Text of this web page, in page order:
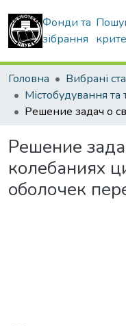
Фонди та
зібрання
Головна
Решение
колебаниях
оболочек